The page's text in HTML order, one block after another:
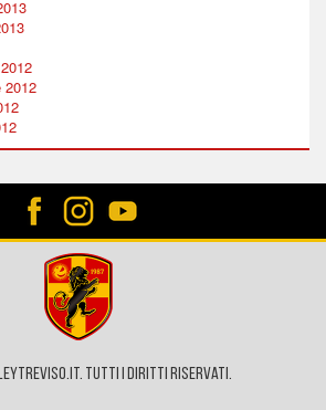
2012
Tutti i diritti riservati.